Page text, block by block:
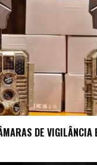
DE VIGILÂNCIA